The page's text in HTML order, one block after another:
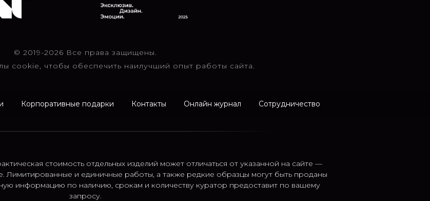
© 2019-2026 Все права защищены.
cookie, чтобы обеспечить наилучший опыт работы сайта.
Корпоративные подарки Контакты Онлайн журнал Сотрудничество
стоимость отдельных изделий может отличаться от указанной на сайте —
Лимитированные и единичные работы, а также редкие образцы могут быть проданы
информацию по наличию, срокам и количеству куратор предоставит по вашему
запросу.